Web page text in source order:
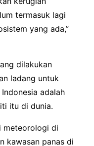
termasuk lagi
yang ada,”
dilakukan
ladang untuk
adalah
itu di dunia.
meteorologi di
kawasan panas di